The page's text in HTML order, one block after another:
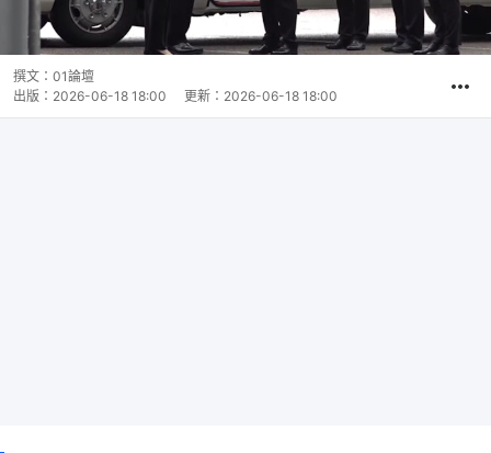
撰文： 01論壇
出版： 2026-06-18 18:00 更新： 2026-06-18 18:00